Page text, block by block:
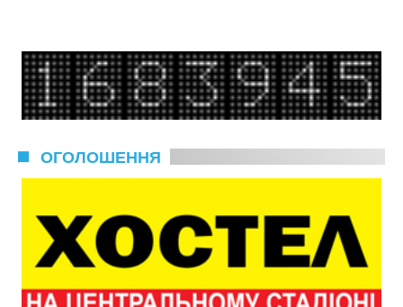
ОГОЛОШЕННЯ